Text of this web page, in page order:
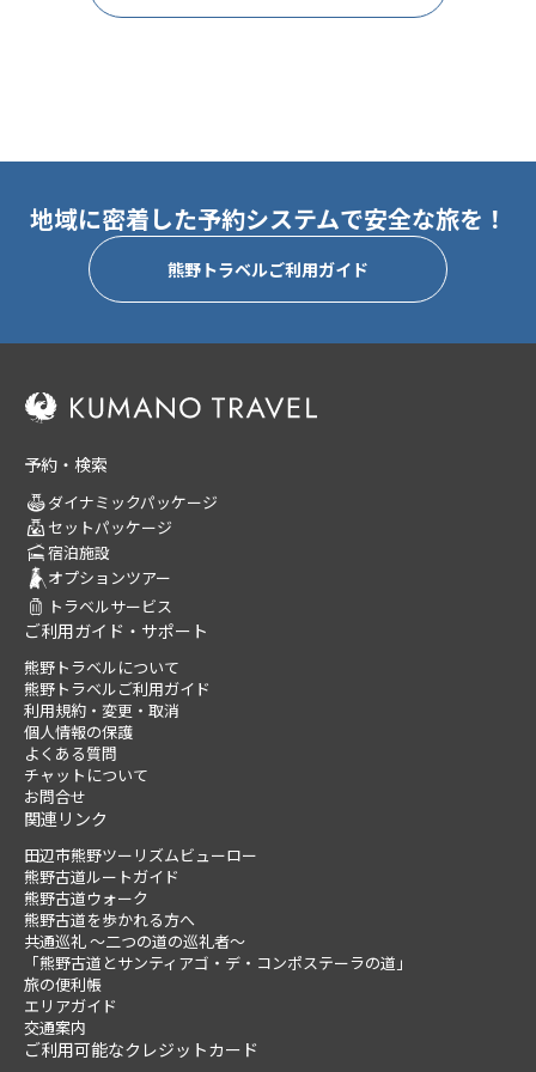
地域に密着した予約システムで安全な旅を！
熊野トラベルご利用ガイド
予約・検索
ダイナミックパッケージ
セットパッケージ
宿泊施設
オプションツアー
トラベルサービス
ご利用ガイド・サポート
熊野トラベルについて
熊野トラベルご利用ガイド
利用規約・変更・取消
個人情報の保護
よくある質問
チャットについて
お問合せ
関連リンク
田辺市熊野ツーリズムビューロー
熊野古道ルートガイド
熊野古道ウォーク
熊野古道を歩かれる方へ
共通巡礼 ～二つの道の巡礼者～
「熊野古道とサンティアゴ・デ・コンポステーラの道」
旅の便利帳
エリアガイド
交通案内
ご利用可能なクレジットカード